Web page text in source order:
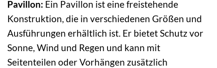
Pavillon: Ein Pavillon ist eine freistehende
Konstruktion, die in verschiedenen Größen und
Ausführungen erhältlich ist. Er bietet Schutz vor
Sonne, Wind und Regen und kann mit
Seitenteilen oder Vorhängen zusätzlich